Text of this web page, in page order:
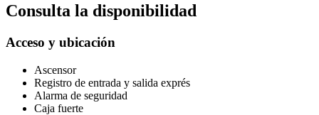
Consulta la disponibilidad
Acceso y ubicación
Ascensor
Registro de entrada y salida exprés
Alarma de seguridad
Caja fuerte